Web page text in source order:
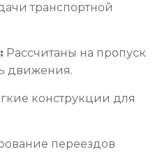
транспортной
Рассчитаны на пропуск
движения.
конструкции для
переездов